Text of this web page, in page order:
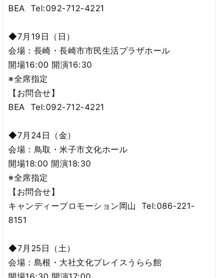
BEA Tel:092-712-4221
◆7月19日（日）
会場：長崎・長崎市市民生活プラザホール
開場16:00 開演16:30
※全席指定
【お問合せ】
BEA Tel:092-712-4221
◆7月24日（金）
会場：鳥取・米子市文化ホール
開場18:00 開演18:30
※全席指定
【お問合せ】
キャンディープロモーション岡山 Tel:086-221-
8151
◆7月25日（土）
会場：島根・大社文化プレイスうらら館